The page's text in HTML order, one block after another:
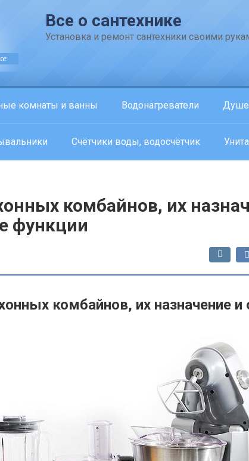
Все о сантехнике
Установка и ремонт сантехники своими
комнаты и ванны Водонагреватели
Счётчики воды, водосчётчик
комбайнов, их
функции
комбайнов, их назначение